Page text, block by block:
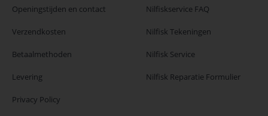
Openingstijden en contact
Verzendkosten
Betaalmethoden
Levering
Privacy Policy
Nilfiskservice FAQ
Nilfisk Tekeningen
Nilfisk Service
Nilfisk Reparatie Formulier